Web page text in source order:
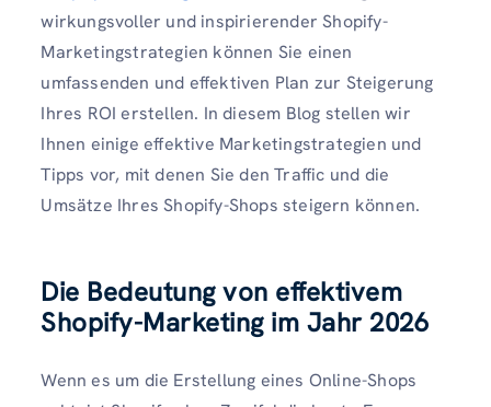
wirkungsvoller und inspirierender Shopify-
Marketingstrategien können Sie einen
umfassenden und effektiven Plan zur Steigerung
Ihres ROI erstellen. In diesem Blog stellen wir
Ihnen einige effektive Marketingstrategien und
Tipps vor, mit denen Sie den Traffic und die
Umsätze Ihres Shopify-Shops steigern können.
Die Bedeutung von effektivem
Shopify-Marketing im Jahr 2026
Wenn es um die Erstellung eines Online-Shops